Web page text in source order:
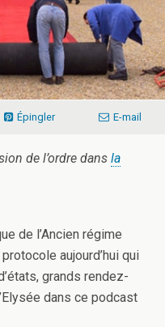
Épingler E-mail
de l’ordre dans la
de l’Ancien régime
aujourd’hui qui
grands rendez-
dans ce podcast